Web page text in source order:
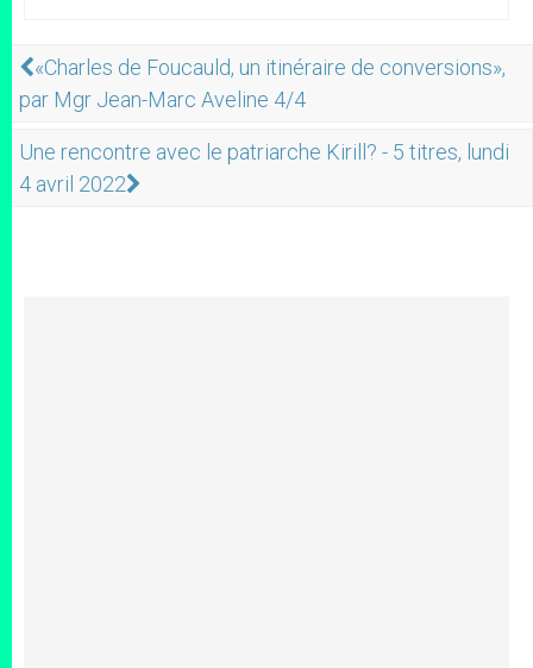
«Charles de Foucauld, un itinéraire de conversions»,
par Mgr Jean-Marc Aveline 4/4
Une rencontre avec le patriarche Kirill? - 5 titres, lundi
4 avril 2022